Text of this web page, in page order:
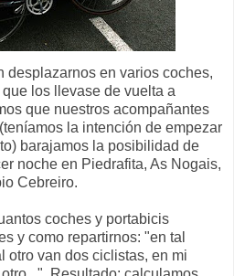
desplazarnos en varios coches,
los llevase de vuelta a
que nuestros acompañantes
la intención de empezar
barajamos la posibilidad de
noche en Piedrafita, As Nogais,
Cebreiro.
coches y portabicis
y como repartirnos: "en tal
otro van dos ciclistas, en mi